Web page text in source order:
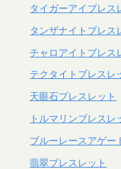
タイガーアイブレス
タンザナイトブレス
チャロアイトブレス
テクタイトブレスレ
天眼石ブレスレット
トルマリンブレスレ
ブルーレースアゲー
翡翠ブレスレット